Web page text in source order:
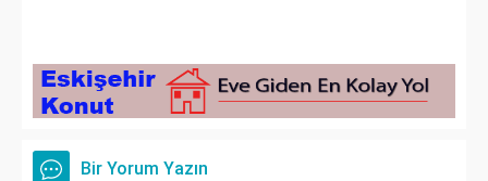
Bir Yorum Yazın